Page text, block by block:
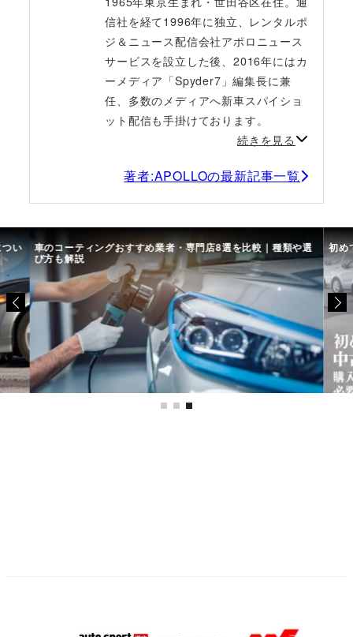
信社を経て1996年に独立、レンタルポ
ジ＆ニュース配信会社アポロニュース
サービスを設立した後、2016年にはカ
ーメディア「Spyder7」編集長に兼
任、多数のメディアへ新車スパイショ
ット配信も手掛けております。
続きを見る
著者:APOLLOの最新記事一覧
い 車のコーティングおすすめ業者・専門店8選を比較｜種類や選
び方も解説
初め